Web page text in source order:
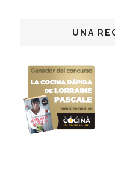
UNA